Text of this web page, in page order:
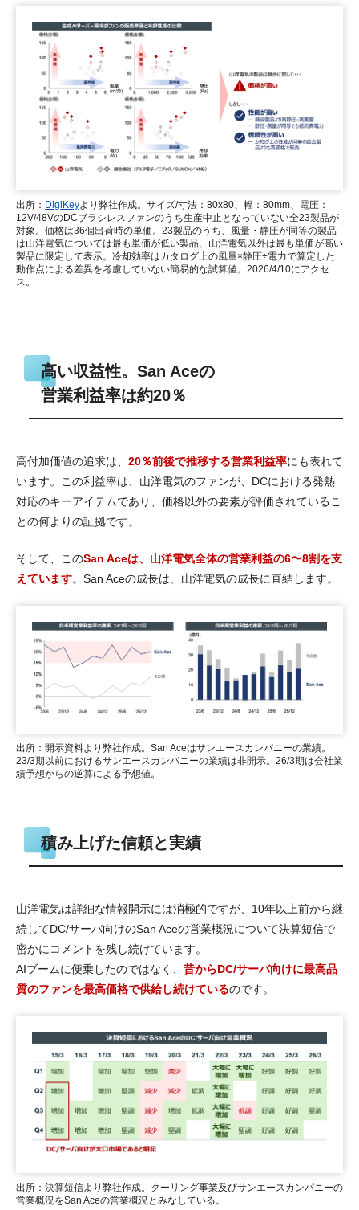
出所： DigiKeyより弊社作成。サイズ/寸法：80x80、幅：80mm、電圧：
12V/48VのDCブラシレスファンのうち生産中止となっていない全23製品が
対象。価格は36個出荷時の単価。23製品のうち、風量・静圧が同等の製品
は山洋電気については最も単価が低い製品、山洋電気以外は最も単価が高い
製品に限定して表示。冷却効率はカタログ上の風量×静圧÷電力で算定した
動作点による差異を考慮していない簡易的な試算値。2026/4/10にアクセ
ス。
高い収益性。San Aceの
営業利益率は約20％
高付加価値の追求は、 20％前後で推移する営業利益率にも表れて
います。この利益率は、山洋電気のファンが、DCにおける発熱
対応のキーアイテムであり、価格以外の要素が評価されているこ
との何よりの証拠です。
そして、このSan Aceは、山洋電気全体の営業利益の6〜8割を支
えています。San Aceの成長は、山洋電気の成長に直結します。
出所：開示資料より弊社作成。San Aceはサンエースカンパニーの業績。
23/3期以前におけるサンエースカンパニーの業績は非開示。26/3期は会社業
績予想からの逆算による予想値。
積み上げた信頼と実績
山洋電気は詳細な情報開示には消極的ですが、10年以上前から継
続してDC/サーバ向けのSan Aceの営業概況について決算短信で
密かにコメントを残し続けています。
AIブームに便乗したのではなく、 昔からDC/サーバ向けに最高品
質のファンを最高価格で供給し続けているのです。
出所：決算短信より弊社作成。クーリング事業及びサンエースカンパニーの
営業概況をSan Aceの営業概況とみなしている。